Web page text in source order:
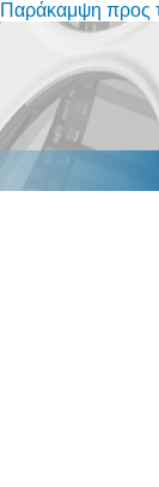
Παράκαμψη προς